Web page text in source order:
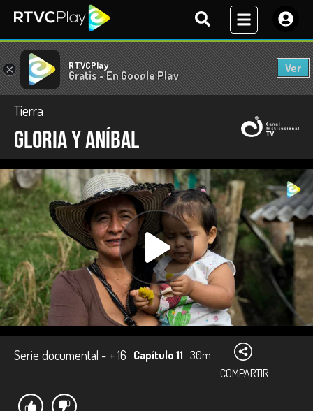
× RTVCPlay
Gratis - En Google Play
Ver
Tierra
Gloria y Aníbal
Serie documental - + 16 Capítulo 11 30m
COMPARTIR